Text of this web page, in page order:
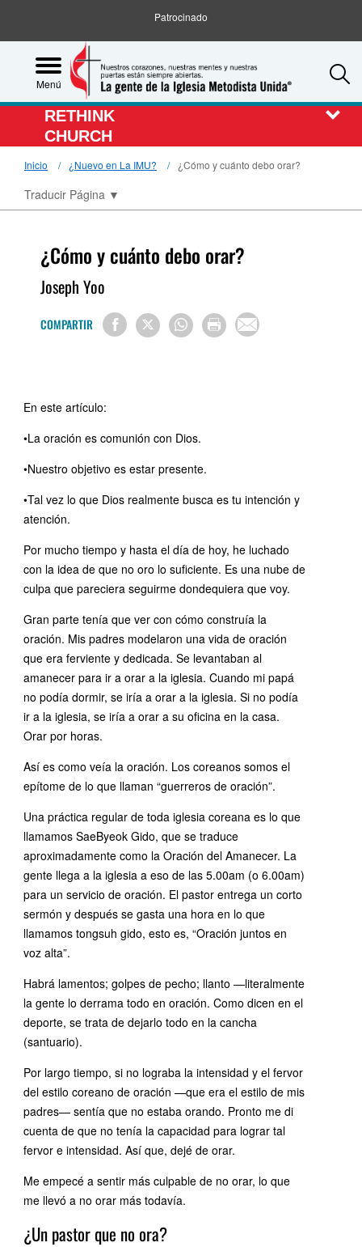
Patrocinado
Menú
RETHINK
CHURCH
Inicio ¿Nuevo en La IMU? ¿Cómo y cuánto debo orar?
Traducir Página ▼
¿Cómo y cuánto debo orar?
Joseph Yoo
COMPARTIR
En este artículo:
•La oración es comunión con Dios.
•Nuestro objetivo es estar presente.
•Tal vez lo que Dios realmente busca es tu intención y
atención.
Por mucho tiempo y hasta el día de hoy, he luchado
con la idea de que no oro lo suficiente. Es una nube de
culpa que pareciera seguirme dondequiera que voy.
Gran parte tenía que ver con cómo construía la
oración. Mis padres modelaron una vida de oración
que era ferviente y dedicada. Se levantaban al
amanecer para ir a orar a la iglesia. Cuando mi papá
no podía dormir, se iría a orar a la iglesia. Si no podía
ir a la iglesia, se iría a orar a su oficina en la casa.
Orar por horas.
Así es como veía la oración. Los coreanos somos el
epítome de lo que llaman “guerreros de oración”.
Una práctica regular de toda iglesia coreana es lo que
llamamos SaeByeok Gido, que se traduce
aproximadamente como la Oración del Amanecer. La
gente llega a la iglesia a eso de las 5.00am (o 6.00am)
para un servicio de oración. El pastor entrega un corto
sermón y después se gasta una hora en lo que
llamamos tongsuh gido, esto es, “Oración juntos en
voz alta”.
Habrá lamentos; golpes de pecho; llanto —literalmente
la gente lo derrama todo en oración. Como dicen en el
deporte, se trata de dejarlo todo en la cancha
(santuario).
Por largo tiempo, si no lograba la intensidad y el fervor
del estilo coreano de oración —que era el estilo de mis
padres— sentía que no estaba orando. Pronto me di
cuenta de que no tenía la capacidad para lograr tal
fervor e intensidad. Así que, dejé de orar.
Me empecé a sentir más culpable de no orar, lo que
me llevó a no orar más todavía.
¿Un pastor que no ora?